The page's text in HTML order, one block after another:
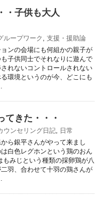
・子供も大人
ループワーク, 支援・援助論
ンの会場にも何組かの親子が
子供同士でそれなりに遊んで
れないコントロールされない
環境というのが今、どこにも
てきた・・・
ウンセリング日記, 日常
ら銀平さんがやって来まし
白色レグホンという鶏のおん
もみじという種類の採卵鶏が八
羽、合わせて十羽の鶏さんが